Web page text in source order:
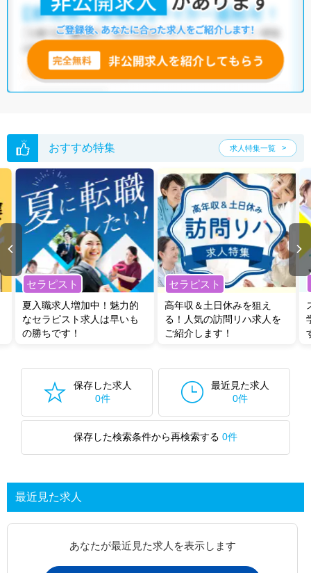
おすすめ特集 求人特集一覧
セラピスト
夏入職求人増加中！魅力的
なセラピスト求人は早いも
の勝ちです！
セラピスト
高年収＆土日休みを狙え
る！人気の訪問リハ求人を
ご紹介します！
保存した求人
0件
最近見た求人
0件
保存した検索条件から再検索する 0件
最近見た求人
あなたが最近見た求人を表示します